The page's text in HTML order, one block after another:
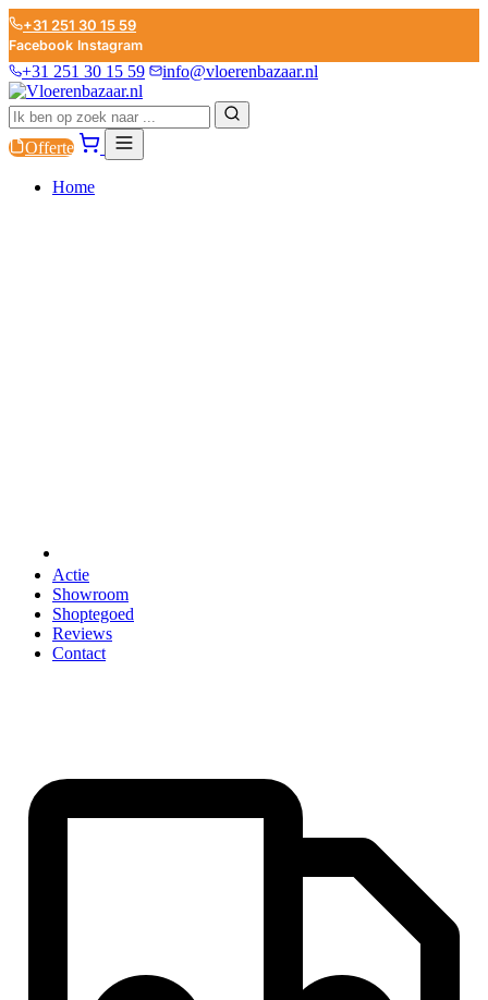
+31 251 30 15 59
Facebook Instagram
+31 251 30 15 59 info@vloerenbazaar.nl
Offerte
Home
Actie
Showroom
Shoptegoed
Reviews
Contact